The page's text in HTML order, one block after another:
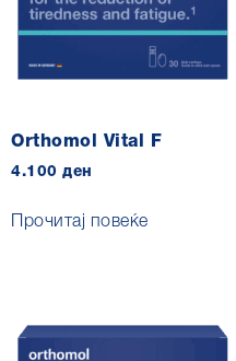
Orthomol Vital F
4.100 ден
Прочитај повеќе